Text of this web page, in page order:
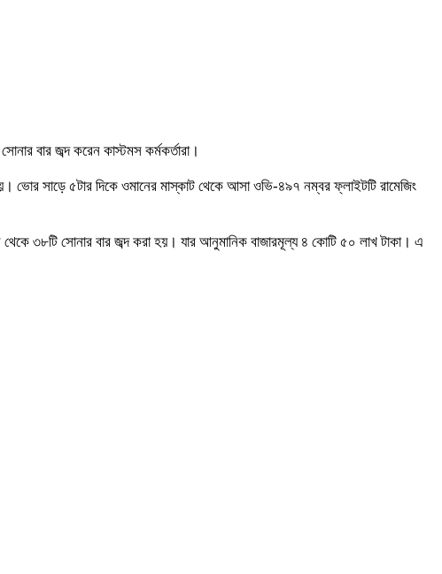
বার জব্দ করেন কাস্টমস কর্মকর্তারা।
ভোর সাড়ে ৫টার দিকে ওমানের মাস্কাট থেকে আসা ওভি-৪৯৭ নম্বর ফ্লাইটটি রামেজিং
৩৮টি সোনার বার জব্দ করা হয়। যার আনুমানিক বাজারমূল্য ৪ কোটি ৫০ লাখ টাকা। এ